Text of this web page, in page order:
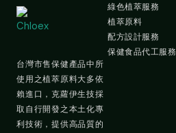
台灣市售保健產品中所
使用之植萃原料大多依
賴進口，克蘿伊生技採
取自行開發之本土化專
利技術，提供高品質的
綠色植萃服務
植萃原料
配方設計服務
保健食品代工服務